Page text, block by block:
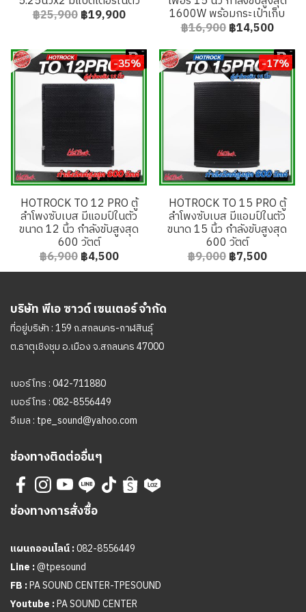
฿25,900 ฿19,900 1600W พร้อมกระเป๋าเก็บ
฿16,900 ฿14,500
-35%
HOTROCK TO 12 PRO ตู้
ลำโพงซับเบส มีแอมป์ในตัว
ขนาด 12 นิ้ว กำลังขับสูงสุด
600 วัตต์
฿6,900 ฿4,500
-17%
HOTROCK TO 15 PRO ตู้
ลำโพงซับเบส มีแอมป์ในตัว
ขนาด 15 นิ้ว กำลังขับสูงสุด
600 วัตต์
฿9,000 ฿7,500
บริษัท พีเอ ซาวด์ เซนเตอร์ จำกัด
ที่อยู่บริษัท : 159 ถ.สกลนคร-กาฬสินธุ์
ต.ธาตุเชิงชุม อ.เมือง จ.สกลนคร 47000
เบอร์โทร :042-711880
เบอร์โทร :082-8556449
อีเมล : tpe_sound@yahoo.com
ช่องทางติดต่ออื่นๆ
ช่องทางการสั่งซื้อ
แผนกออนไลน์ :082-8556449
Line :@tpesound
FB :PA SOUND CENTER-TPESOUND
Youtube :PA SOUND CENTER